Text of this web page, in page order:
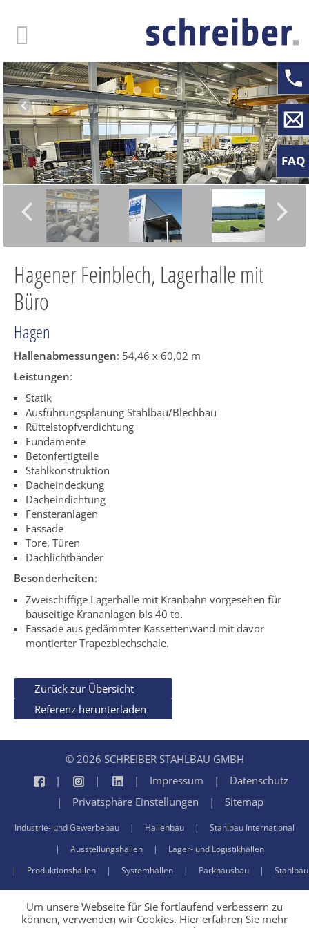
main
content
Hagener Feinblech, Lagerhalle mit
Büro
Hagen
Hallenabmessungen: 54,46 x 60,02 m
Leistungen:
Statik
Ausführungsplanung Stahlbau/Blechbau
Rüttelstopfverdichtung
Fundamente
Betonfertigteile
Stahlkonstruktion
Dacheindeckung
Dacheindichtung
Fensteranlagen
Fassade
Tore, Türen
Dachlichtbänder
Besonderheiten:
Zweischiffige Lagerhalle mit Kranbahn vorgesehen für
bauseitige Krananlagen bis 40 to.
Fassade aus gedämmter Kassettenwand mit davor
montierter Trapezblechschale.
Zurück zur Übersicht
Referenz herunterladen
© 2026 SCHREIBER STAHLBAU GMBH
Impressum
Datenschutz
Privatsphäre Einstellungen
Sitemap
Industrie- und Gewerbebau Hallenbau
Stahlbau International
Ausstellungshallen
Lager- und Logistikhallen
Produktionshallen
Systemhallen Parkhausbau Stahlbau
FAQ
Um unsere Webseite für Sie fortlaufend verbessern zu
können, verwenden wir Cookies. Hier erfahren Sie mehr